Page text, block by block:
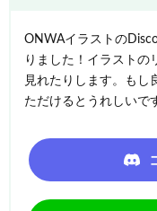
ONWAイラストの
りました！イラストの
見れたりします。もし
ただけるとうれしいで